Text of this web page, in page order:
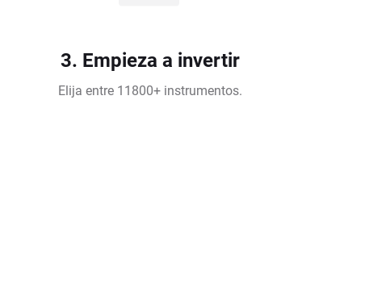
3. Empieza a invertir
Elija entre 11800+ instrumentos.